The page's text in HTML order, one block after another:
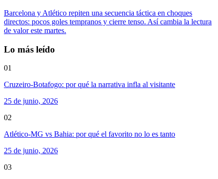
Barcelona y Atlético repiten una secuencia táctica en choques
directos: pocos goles tempranos y cierre tenso. Así cambia la lectura
de valor este martes.
Lo más leído
01
Cruzeiro-Botafogo: por qué la narrativa infla al visitante
25 de junio, 2026
02
Atlético-MG vs Bahia: por qué el favorito no lo es tanto
25 de junio, 2026
03